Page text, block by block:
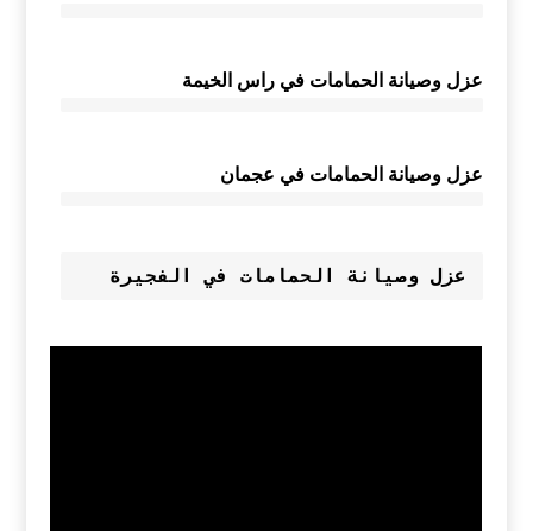
عزل وصيانة الحمامات في راس الخيمة
عزل وصيانة الحمامات في عجمان
عزل وصيانة الحمامات في الفجيرة